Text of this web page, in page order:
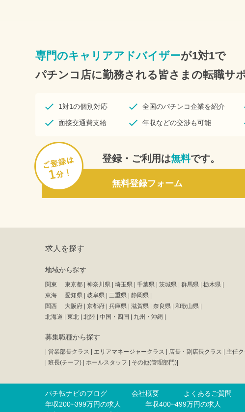
専門のキャリアアドバイザーが1対1で
パチンコ店に勤務される皆さまの転職サ
1対1の個別対応
面接交通費支給
全国のパチンコ企業を紹介
年収などの交渉も可能
登録・ご利用は無料です。
無料登録フォーム
求人を探す
地域から探す
関東 東京都 神奈川県 埼玉県 千葉県 茨城県 群馬県 栃木県
東海
愛知県 岐阜県 三重県 静岡県
関西
大阪府 京都府 兵庫県 滋賀県 奈良県 和歌山県
北海道
東北 北陸 中国・四国 九州・沖縄
募集職種から探す
営業部長クラス エリアマネージャークラス 店長・副店長クラス 主任
班長(チーフ) ホールスタッフ その他(管理部門)
パチ転ナビのブログ 会社概要 よくあるご質問
年収200~399万円の求人
年収400~499万円の求人